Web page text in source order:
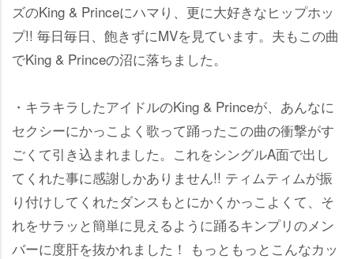
ズのKing & Princeにハマり、更に大好きなヒップホッ
プ!! 毎日毎日、飽きずにMVを見ています。夫もこの曲
でKing & Princeの沼に落ちました。
・キラキラしたアイドルのKing & Princeが、あんなに
セクシーにかっこよく歌って踊ったこの曲の衝撃がす
ごくて引き込まれました。これをシングルA面で出し
てくれた事に感謝しかありません!! ティムティムが振
り付けしてくれたダンスもとにかくかっこよくて、そ
れをサラッと簡単に見えるように踊るキンプリのメン
バーに度肝を抜かれました！ もっともっとこんなカッ